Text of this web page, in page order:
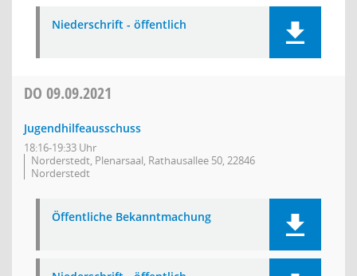
Niederschrift - öffentlich
DO 09.09.2021
Jugendhilfeausschuss
18:16-19:33 Uhr
Norderstedt, Plenarsaal, Rathausallee 50, 22846
Norderstedt
Öffentliche Bekanntmachung